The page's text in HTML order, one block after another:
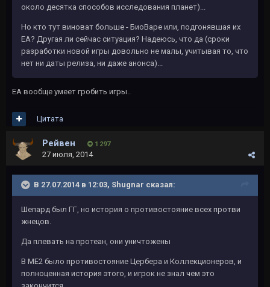
около десятка способов исследования планет)...
Но кто тут виноват больше - БиоВаре или, подгонявшая их
ЕА? Другая ли сейчас ситуация? Надеюсь, что да (сроки
разработки новой игры довольно не малы, учитывая то, что
нет ни даты релиза, ни даже анонса)...
ЕА вообще умеет гробить игры..
Цитата
Рейвeн 1 297
27 июля, 2014
В 27.07.2014 в 12:03, Shugnar сказал:
Шепард был ГГ, но история о противостояние всех протви
жнецов.
Да плевать на протеан, они уничтожены
В МЕ2 было противостояние Цербера и Коллекционеров, и
полноценная история этого, и игрок не знал чем это